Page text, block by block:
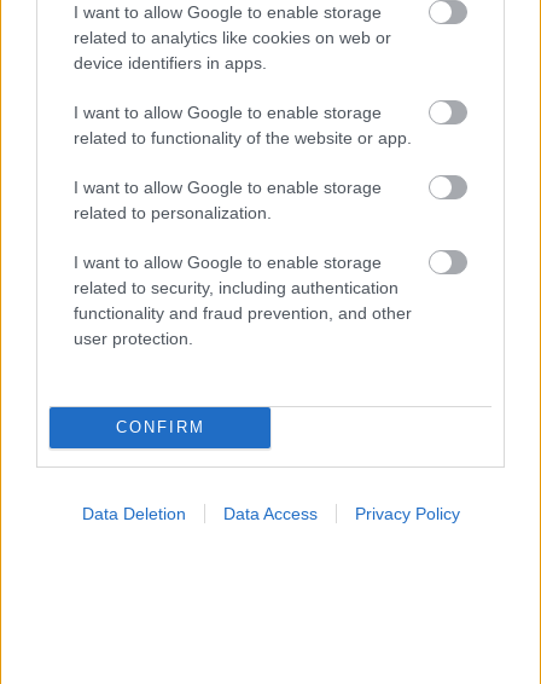
I want to allow Google to enable storage
related to analytics like cookies on web or
device identifiers in apps.
I want to allow Google to enable storage
related to functionality of the website or app.
I want to allow Google to enable storage
related to personalization.
I want to allow Google to enable storage
related to security, including authentication
functionality and fraud prevention, and other
user protection.
CONFIRM
Data Deletion Data Access Privacy Policy
Φυτικές ίνες και οι μορφές τους
Αδ. Γεωργιάδης στη Ρόδο: ''Σε ενάμιση χρόνο, το
νοσοκομείο θα είναι καινούργιο''- 'Αμεσα μέτρα για